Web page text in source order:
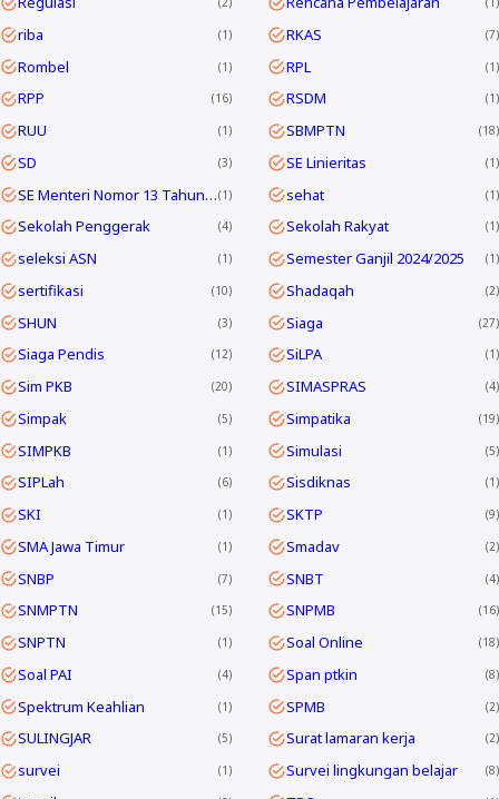
riba 1 RKAS 7
Rombel 1 RPL 1
RPP 16 RSDM 1
RUU 1 SBMPTN 18
SD 3 SE Linieritas 1
SE Menteri Nomor 13 Tahun 2025 1 sehat 1
Sekolah Penggerak 4 Sekolah Rakyat 1
seleksi ASN 1 Semester Ganjil 2024/2025 1
sertifikasi 10 Shadaqah 2
SHUN 3 Siaga 27
Siaga Pendis 12 SiLPA 1
Sim PKB 20 SIMASPRAS 4
Simpak 5 Simpatika 19
SIMPKB 1 Simulasi 5
SIPLah 6 Sisdiknas 1
SKI 1 SKTP 9
SMA Jawa Timur 1 Smadav 2
SNBP 7 SNBT 4
SNMPTN 15 SNPMB 16
SNPTN 1 Soal Online 18
Soal PAI 4 Span ptkin 8
Spektrum Keahlian 1 SPMB 2
SULINGJAR 5 Surat lamaran kerja 2
survei 1 Survei lingkungan belajar 8